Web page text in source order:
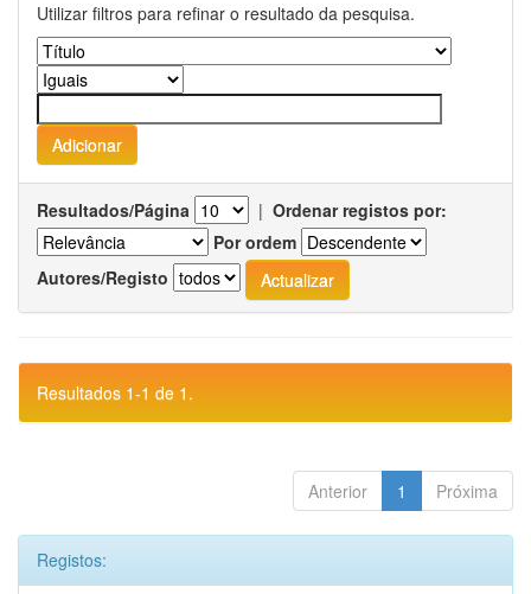
Utilizar filtros para refinar o resultado da pesquisa.
Resultados/Página | Ordenar registos por:
Por ordem
Autores/Registo
Resultados 1-1 de 1.
Anterior 1 Próxima
Registos: